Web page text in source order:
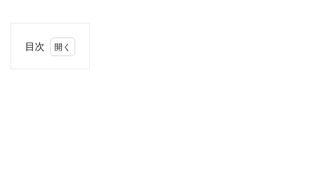
目次